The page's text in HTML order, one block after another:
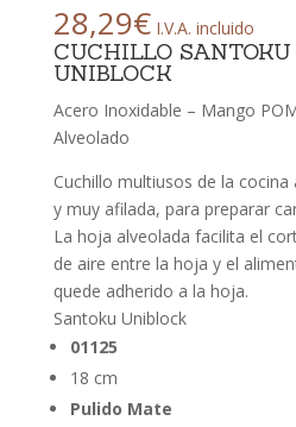
28,29€ I.V.A. incluido
CUCHILLO
UNIBLOCK
Acero Inoxidable – Mango
Alveolado
Cuchillo multiusos de la
y muy afilada, para preparar
La hoja alveolada facilita el
de aire entre la hoja y el
quede adherido a la hoja.
Santoku Uniblock
01125
18 cm
Pulido Mate